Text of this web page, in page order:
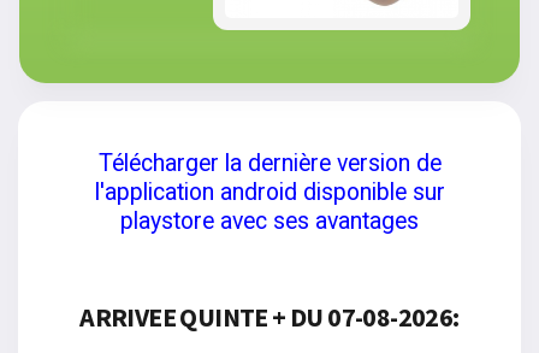
Télécharger la dernière version de
l'application android disponible sur
playstore avec ses avantages
ARRIVEE QUINTE + DU 07-08-2026: